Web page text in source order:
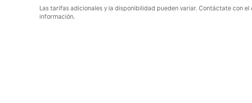
Las tarifas adicionales y la disponibilidad pueden variar. Contáctate con
información.